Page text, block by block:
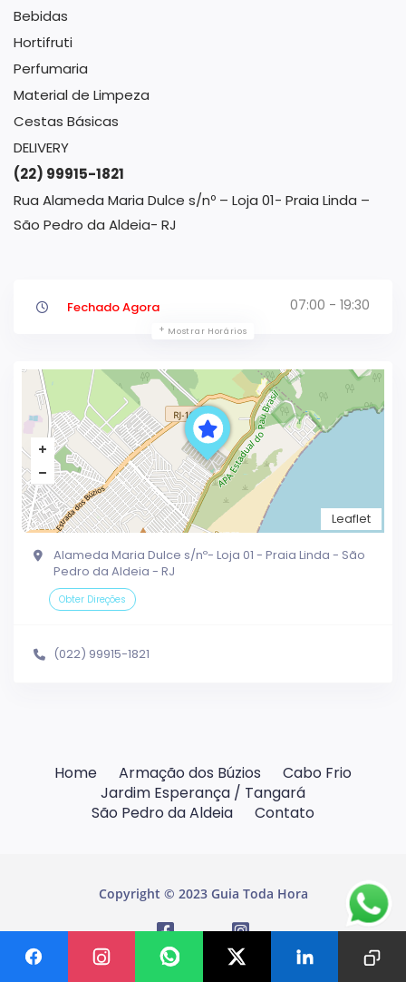
Bebidas
Hortifruti
Perfumaria
Material de Limpeza
Cestas Básicas
DELIVERY
(22) 99915-1821
Rua Alameda Maria Dulce s/nº – Loja 01- Praia Linda –
São Pedro da Aldeia- RJ
Fechado Agora 07:00 - 19:30
Mostrar Horários
Leaflet
Alameda Maria Dulce s/nº- Loja 01 - Praia Linda - São
Pedro da Aldeia - RJ
Obter Direções
(022) 99915-1821
Home Armação dos Búzios
Cabo Frio
Jardim Esperança / Tangará
São Pedro da Aldeia
Contato
Copyright © 2023 Guia Toda Hora